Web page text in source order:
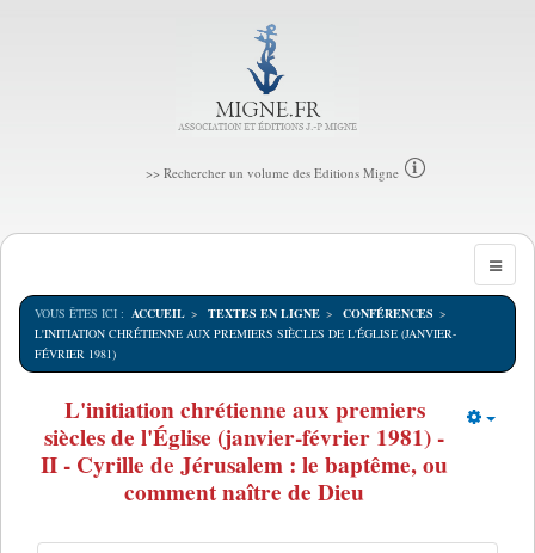
>> Rechercher un volume des Editions Migne
VOUS ÊTES ICI : ACCUEIL TEXTES EN LIGNE
CONFÉRENCES
L'INITIATION CHRÉTIENNE AUX PREMIERS SIÈCLES DE L'ÉGLISE (JANVIER-
FÉVRIER 1981)
L'initiation chrétienne aux premiers
siècles de l'Église (janvier-février 1981) -
II - Cyrille de Jérusalem : le baptême, ou
comment naître de Dieu